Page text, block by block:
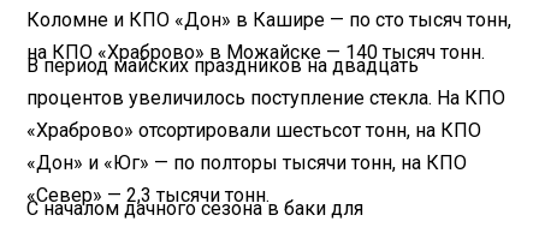
Коломне и КПО «Дон» в Кашире — по сто тысяч тонн,
на КПО «Храброво» в Можайске — 140 тысяч тонн.
В период майских праздников на двадцать
процентов увеличилось поступление стекла. На КПО
«Храброво» отсортировали шестьсот тонн, на КПО
«Дон» и «Юг» — по полторы тысячи тонн, на КПО
«Север» — 2,3 тысячи тонн.
С началом дачного сезона в баки для